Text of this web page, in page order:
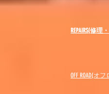
REPAIRS(修
OFF ROAD(オ